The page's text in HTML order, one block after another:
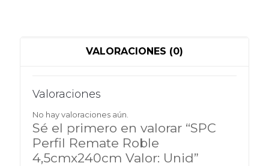
VALORACIONES (0)
Valoraciones
No hay valoraciones aún.
Sé el primero en valorar “SPC
Perfil Remate Roble
4,5cmx240cm Valor: Unid”